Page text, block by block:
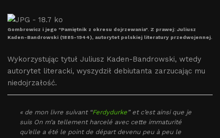
Gombrowicz i jego "Pamiętnik z okresu dojrzewania". Z prawej: Juliusz
Kaden-Bandrowski (1885-1944), autorytet polskiej literatury przedwojennej.
Wykorzystując tytuł Juliusz Kaden-Bandrowski, wtedy
autorytet literacki, wyszydził debiutanta zarzucając mu
niedojrzałość.
« de mon livre suivant “Ferdydurke” et c’est ainsi que je
suis On m’a tellement harcelé avec cette immaturité
qu’elle a été le point de départ devenu peu à peu le